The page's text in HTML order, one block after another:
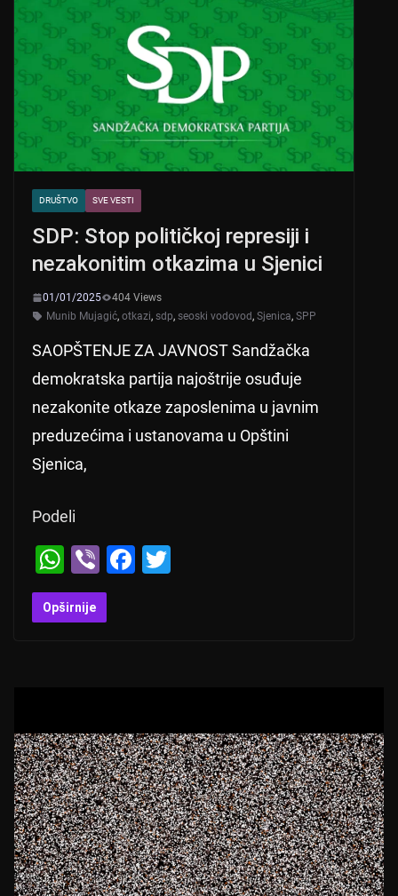
DRUŠTVO SVE VESTI
SDP: Stop političkoj represiji i
nezakonitim otkazima u Sjenici
01/01/2025
404 Views
Munib Mujagić, otkazi, sdp, seoski vodovod, Sjenica, SPP
SAOPŠTENJE ZA JAVNOST Sandžačka
demokratska partija najoštrije osuđuje
nezakonite otkaze zaposlenima u javnim
preduzećima i ustanovama u Opštini
Sjenica,
Podeli
W
h
at
p
Vi
b
er
F
o
k
Opširnije